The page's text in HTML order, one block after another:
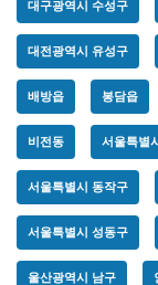
대구광역시 수성구
대전광역시 유성구
배방읍 봉담읍
비전동 서울특별
서울특별시 동작구
서울특별시 성동구
울산광역시 남구